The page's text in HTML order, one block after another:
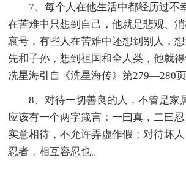
7、每个人在他生活中都经历过不
在苦难中只想到自己，他就是悲观、
哀号，有些人在苦难中还想到别人，
先和子孙，想到祖国和全人类，他就得
冼星海引自《洗星海传》第279—280页
8、对待一切善良的人，不管是家
应该有一个两字箴言：一曰真，二曰
实意相待，不允许弄虚作假；对待坏人
忍者，相互容忍也。